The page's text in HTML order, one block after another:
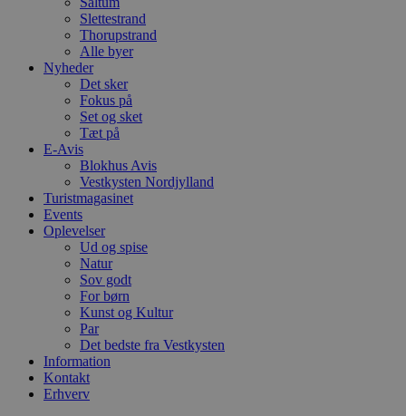
Slettestrand
Thorupstrand
Alle byer
Nyheder
Det sker
Fokus på
Set og sket
Tæt på
E-Avis
Blokhus Avis
Vestkysten Nordjylland
Turistmagasinet
Events
Oplevelser
Ud og spise
Natur
Sov godt
For børn
Kunst og Kultur
Par
Det bedste fra Vestkysten
Information
Kontakt
Erhverv